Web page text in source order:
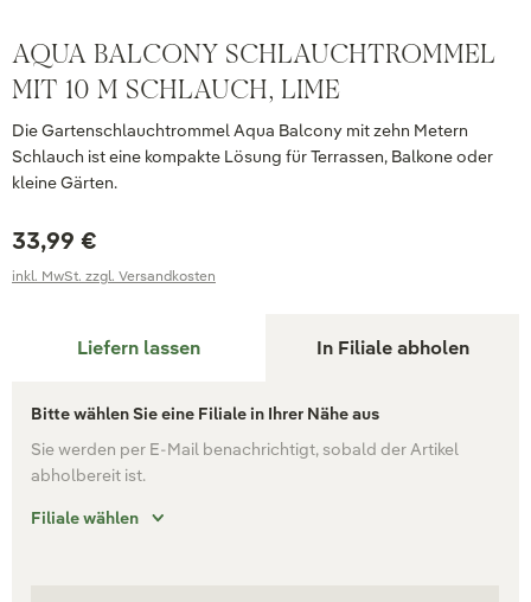
AQUA BALCONY SCHLAUCHTROMMEL
MIT 10 M SCHLAUCH, LIME
Die Gartenschlauchtrommel Aqua Balcony mit zehn Metern
Schlauch ist eine kompakte Lösung für Terrassen, Balkone oder
kleine Gärten.
33,99 €
inkl. MwSt. zzgl. Versandkosten
Liefern lassen In Filiale abholen
Bitte wählen Sie eine Filiale in Ihrer Nähe aus
Sie werden per E-Mail benachrichtigt, sobald der Artikel
abholbereit ist.
Filiale wählen